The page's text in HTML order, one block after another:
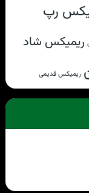
رپ
ریمیکس شاد
ریمیکس قدیمی